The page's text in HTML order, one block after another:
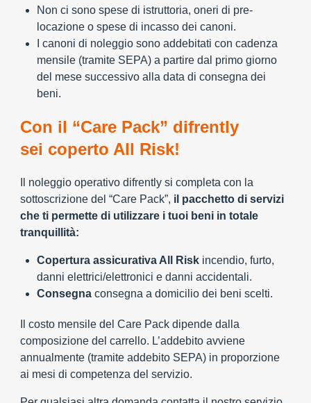
Non ci sono spese di istruttoria, oneri di pre-
locazione o spese di incasso dei canoni.
I canoni di noleggio sono addebitati con cadenza
mensile (tramite SEPA) a partire dal primo giorno
del mese successivo alla data di consegna dei
beni.
Con il “Care Pack” difrently
sei coperto All Risk!
Il noleggio operativo difrently si completa con la
sottoscrizione del “Care Pack”, il pacchetto di servizi
che ti permette di utilizzare i tuoi beni in totale
tranquillità:
Copertura assicurativa All Risk incendio, furto,
danni elettrici/elettronici e danni accidentali.
Consegna consegna a domicilio dei beni scelti.
Il costo mensile del Care Pack dipende dalla
composizione del carrello. L’addebito avviene
annualmente (tramite addebito SEPA) in proporzione
ai mesi di competenza del servizio.